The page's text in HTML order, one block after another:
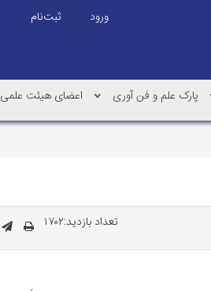
ورود |
ثبت‌نام
پارک علم و فن آوری اعضای هیئت علمی
تعداد بازدید:۱۷۰۲